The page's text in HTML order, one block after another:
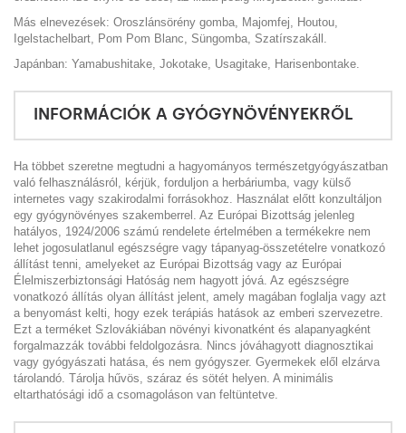
Más elnevezések: Oroszlánsörény gomba, Majomfej, Houtou,
Igelstachelbart, Pom Pom Blanc, Süngomba, Szatírszakáll.
Japánban: Yamabushitake, Jokotake, Usagitake, Harisenbontake.
INFORMÁCIÓK A GYÓGYNÖVÉNYEKRŐL
Ha többet szeretne megtudni a hagyományos természetgyógyászatban
való felhasználásról, kérjük, forduljon a herbáriumba, vagy külső
internetes vagy szakirodalmi forrásokhoz. Használat előtt konzultáljon
egy gyógynövényes szakemberrel. Az Európai Bizottság jelenleg
hatályos, 1924/2006 számú rendelete értelmében a termékekre nem
lehet jogosulatlanul egészségre vagy tápanyag-összetételre vonatkozó
állítást tenni, amelyeket az Európai Bizottság vagy az Európai
Élelmiszerbiztonsági Hatóság nem hagyott jóvá. Az egészségre
vonatkozó állítás olyan állítást jelent, amely magában foglalja vagy azt
a benyomást kelti, hogy ezek terápiás hatások az emberi szervezetre.
Ezt a terméket Szlovákiában növényi kivonatként és alapanyagként
forgalmazzák további feldolgozásra. Nincs jóváhagyott diagnosztikai
vagy gyógyászati hatása, és nem gyógyszer. Gyermekek elől elzárva
tárolandó. Tárolja hűvös, száraz és sötét helyen. A minimális
eltarthatósági idő a csomagoláson van feltüntetve.